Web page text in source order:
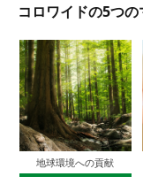
コロワイドの5つ
地球環境への貢献